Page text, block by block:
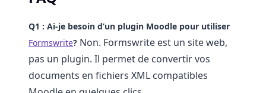
Q1 : Ai-je besoin d’un plugin Moodle pour utiliser
Formswrite? Non. Formswrite est un site web,
pas un plugin. Il permet de convertir vos
documents en fichiers XML compatibles